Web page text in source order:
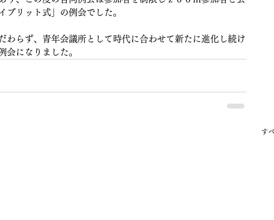
ブリット式」の例会でした。
わらず、青年会議所として時代に合わせて新たに進化し続け
会になりました。
す